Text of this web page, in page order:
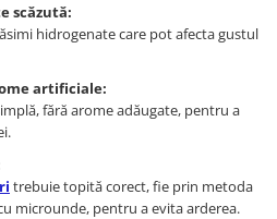
scăzută:
hidrogenate care pot afecta gustul
artificiale:
fără arome adăugate, pentru a
trebuie topită corect, fie prin metoda
microunde, pentru a evita arderea.